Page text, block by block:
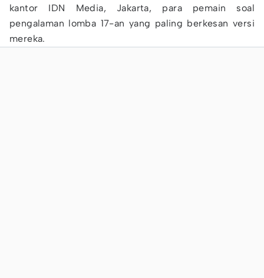
kantor IDN Media, Jakarta, para pemain soal
pengalaman lomba 17-an yang paling berkesan versi
mereka.